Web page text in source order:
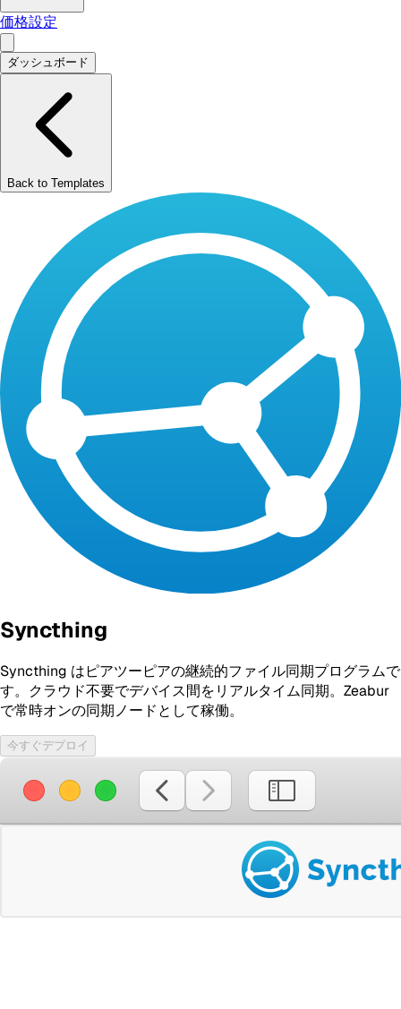
価格設定
ダッシュボード
Back to Templates
Syncthing
Syncthing はピアツーピアの継続的ファイル同期プログラムで
す。クラウド不要でデバイス間をリアルタイム同期。Zeabur
で常時オンの同期ノードとして稼働。
今すぐデプロイ